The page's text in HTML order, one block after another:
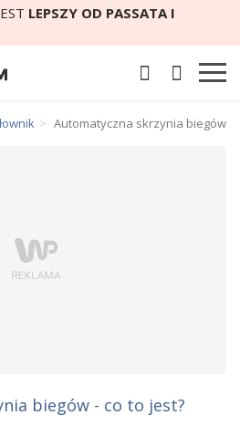
LEPSZY OD PASSATA I
Automatyczna skrzynia biegów
biegów - co to jest?